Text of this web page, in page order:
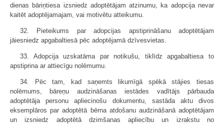
dienas bāriņtiesa izsniedz adoptētājam atzinumu, ka adopcija nevar
kaitēt adoptējamajam, vai motivētu atteikumu.
32. Pieteikums par adopcijas apstiprināšanu adoptētājam
jāiesniedz apgabaltiesā pēc adoptējamā dzīvesvietas.
33. Adopcija uzskatāma par notikušu, tiklīdz apgabaltiesa to
apstiprina ar attiecīgu nolēmumu.
34. Pēc tam, kad saņemts likumīgā spēkā stājies tiesas
nolēmums, bāreņu audzināšanas iestādes vadītājs pārbauda
adoptētāja personu apliecinošu dokumentu, sastāda aktu divos
eksemplāros par adoptētā bērna atdošanu audzināšanā adoptētājam
un izsniedz adoptētā dzimšanas apliecību un izrakstu no